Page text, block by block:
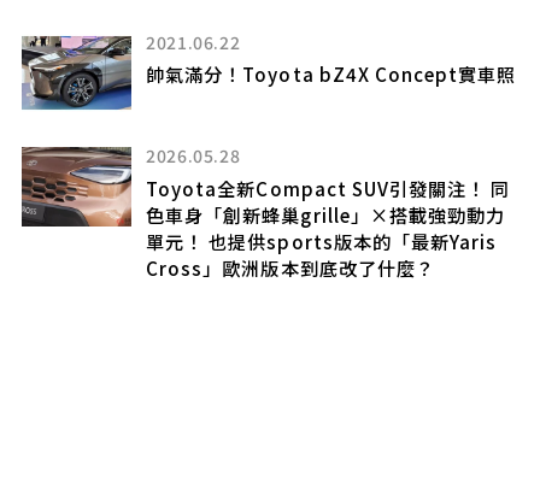
2023.02.02
【改裝實戰】高速移動子彈車(下)
2025.05.05
突然之間，「金卡駕照」變成藍卡駕照？為
什麼會這樣？
明明沒肇事、也沒違規…被降級的理由是什
麼？取得金卡的條件與需要注意的「不小